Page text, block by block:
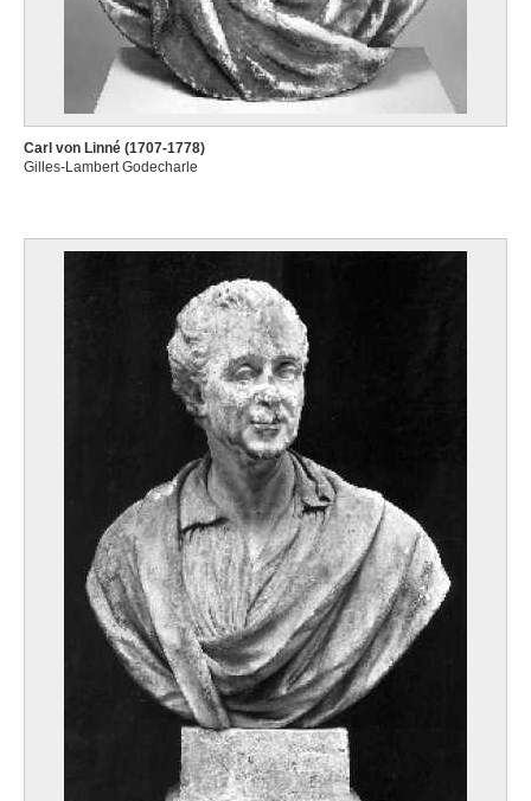
Carl von Linné (1707-1778)
Gilles-Lambert Godecharle